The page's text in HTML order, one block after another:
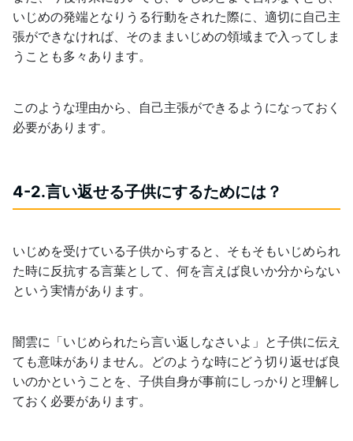
いじめの発端となりうる行動をされた際に、適切に自己主
張ができなければ、そのままいじめの領域まで入ってしま
うことも多々あります。
このような理由から、自己主張ができるようになっておく
必要があります。
4-2.言い返せる子供にするためには？
いじめを受けている子供からすると、そもそもいじめられ
た時に反抗する言葉として、何を言えば良いか分からない
という実情があります。
闇雲に「いじめられたら言い返しなさいよ」と子供に伝え
ても意味がありません。どのような時にどう切り返せば良
いのかということを、子供自身が事前にしっかりと理解し
ておく必要があります。